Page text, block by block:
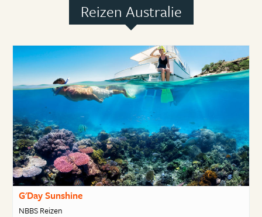
Reizen Australie
G'Day Sunshine
NBBS Reizen